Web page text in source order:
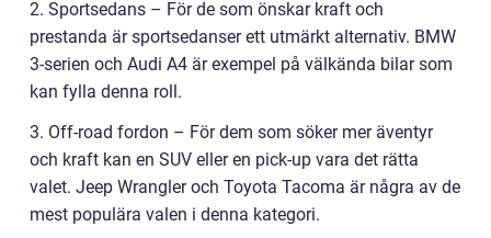
2. Sportsedans – För de som önskar kraft och
prestanda är sportsedanser ett utmärkt alternativ. BMW
3-serien och Audi A4 är exempel på välkända bilar som
kan fylla denna roll.
3. Off-road fordon – För dem som söker mer äventyr
och kraft kan en SUV eller en pick-up vara det rätta
valet. Jeep Wrangler och Toyota Tacoma är några av de
mest populära valen i denna kategori.